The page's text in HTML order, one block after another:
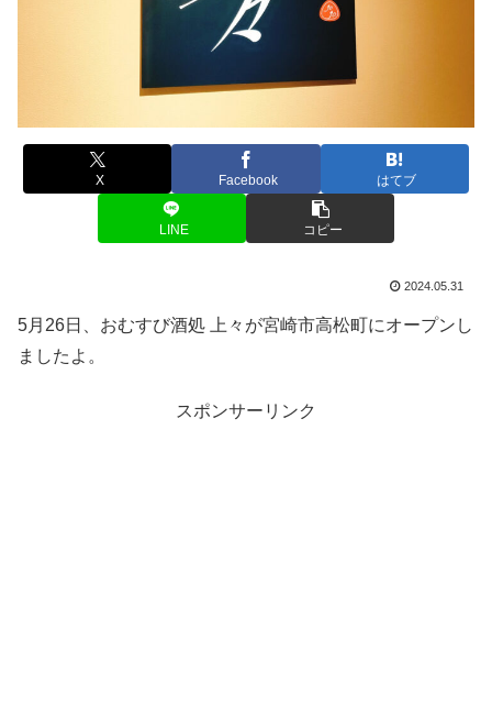
X Facebook はてブ
LINE コピー
2024.05.31
5月26日、おむすび酒処 上々が宮崎市高松町にオープンし
ましたよ。
スポンサーリンク